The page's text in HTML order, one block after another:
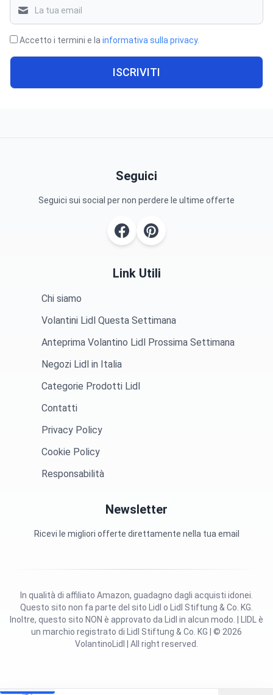
Accetto i termini e la informativa sulla privacy.
ISCRIVITI
Seguici
Seguici sui social per non perdere le ultime offerte
Link Utili
Chi siamo
Volantini Lidl Questa Settimana
Anteprima Volantino Lidl Prossima Settimana
Negozi Lidl in Italia
Categorie Prodotti Lidl
Contatti
Privacy Policy
Cookie Policy
Responsabilità
Newsletter
Ricevi le migliori offerte direttamente nella tua email
Questo sito non fa parte del sito Lidl o Lidl Stiftung & Co. KG.
Inoltre, questo sito NON è approvato da Lidl in alcun modo. | LIDL è
un marchio registrato di Lidl Stiftung & Co. KG | © 2026
VolantinoLidl | All right reserved.
In qualità di affiliato Amazon, guadagno dagli acquisti idonei.